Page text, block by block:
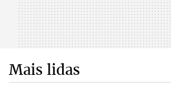
Mais lidas